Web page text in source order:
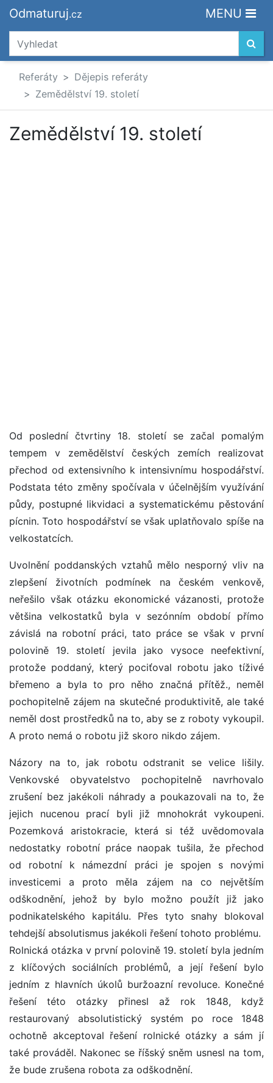
Odmaturuj.cz MENU
Referáty
Dějepis referáty
Zemědělství 19. století
Zemědělství 19. století
Od poslední čtvrtiny 18. století se začal pomalým
tempem v zemědělství českých zemích realizovat
přechod od extensivního k intensivnímu hospodářství.
Podstata této změny spočívala v účelnějším využívání
půdy, postupné likvidaci a systematickému pěstování
pícnin. Toto hospodářství se však uplatňovalo spíše na
velkostatcích.
Uvolnění poddanských vztahů mělo nesporný vliv na
zlepšení životních podmínek na českém venkově,
neřešilo však otázku ekonomické vázanosti, protože
většina velkostatků byla v sezónním období přímo
závislá na robotní práci, tato práce se však v první
polovině 19. století jevila jako vysoce neefektivní,
protože poddaný, který pociťoval robotu jako tíživé
břemeno a byla to pro něho značná přítěž., neměl
pochopitelně zájem na skutečné produktivitě, ale také
neměl dost prostředků na to, aby se z roboty vykoupil.
A proto nemá o robotu již skoro nikdo zájem.
Názory na to, jak robotu odstranit se velice lišily.
Venkovské obyvatelstvo pochopitelně navrhovalo
zrušení bez jakékoli náhrady a poukazovali na to, že
jejich nucenou prací byli již mnohokrát vykoupeni.
Pozemková aristokracie, která si též uvědomovala
nedostatky robotní práce naopak tušila, že přechod
od robotní k námezdní práci je spojen s novými
investicemi a proto měla zájem na co největším
odškodnění, jehož by bylo možno použít již jako
podnikatelského kapitálu. Přes tyto snahy blokoval
tehdejší absolutismus jakékoli řešení tohoto problému.
Rolnická otázka v první polovině 19. století byla jedním
z klíčových sociálních problémů, a její řešení bylo
jedním z hlavních úkolů buržoazní revoluce. Konečné
řešení této otázky přinesl až rok 1848, když
restaurovaný absolutistický systém po roce 1848
ochotně akceptoval řešení rolnické otázky a sám jí
také prováděl. Nakonec se říšský sněm usnesl na tom,
že bude zrušena robota za odškodnění.